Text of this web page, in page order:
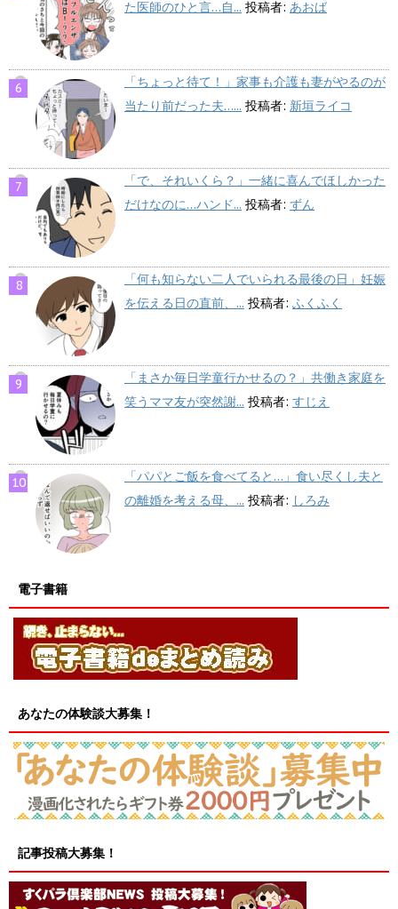
た医師のひと言…自... 投稿者: あおば
「ちょっと待て！」家事も介護も妻がやるのが
当たり前だった夫…... 投稿者: 新垣ライコ
「で、それいくら？」一緒に喜んでほしかった
だけなのに…ハンド... 投稿者: ずん
「何も知らない二人でいられる最後の日」妊娠
を伝える日の直前、... 投稿者: ふくふく
「まさか毎日学童行かせるの？」共働き家庭を
笑うママ友が突然謝... 投稿者: すじえ
「パパとご飯を食べてると…」食い尽くし夫と
の離婚を考える母、... 投稿者: しろみ
電子書籍
あなたの体験談大募集！
記事投稿大募集！